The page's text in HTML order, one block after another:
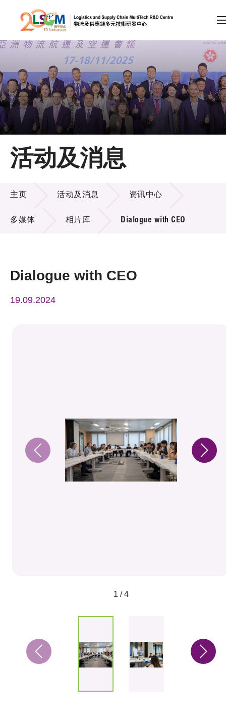
跳到内容（按回车键）
会员登录
A A EN 繁 简
主页
关于LSCM
技术商品化
项目及资助计划
活动及消息
活动及消息
活动及消息
主页 活动及消息 资讯中心
多媒体 相片库 Dialogue with CEO
Dialogue with CEO
19.09.2024
1 / 4